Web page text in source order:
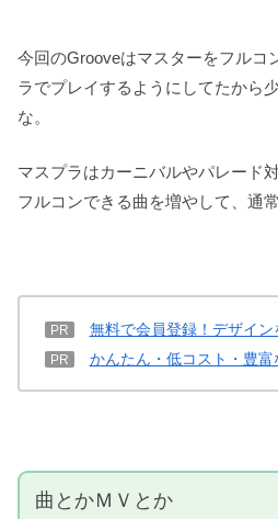
今回のGrooveはマスターをフルコ
ラでプレイするようにしてたから
な。
マスプラはカーニバルやパレード
フルコンできる曲を増やして、通
PR 無料で会員登録！デザイン
PR かんたん・低コスト・豊
曲とかＭＶとか